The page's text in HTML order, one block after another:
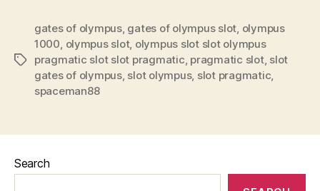
Tags
gates of olympus, gates of olympus slot, olympus
1000, olympus slot, olympus slot slot olympus
pragmatic slot slot pragmatic, pragmatic slot, slot
gates of olympus, slot olympus, slot pragmatic,
spaceman88
Search